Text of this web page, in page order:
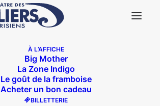
À L’AFFICHE
Big Mother
La Zone Indigo
Le goût de la framboise
Acheter un bon cadeau
BILLETTERIE
REMI 3
Confidences d'un illusionniste